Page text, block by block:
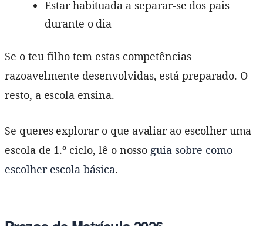
Estar habituada a separar-se dos pais
durante o dia
Se o teu filho tem estas competências
razoavelmente desenvolvidas, está preparado. O
resto, a escola ensina.
Se queres explorar o que avaliar ao escolher uma
escola de 1.º ciclo, lê o nosso guia sobre como
escolher escola básica.